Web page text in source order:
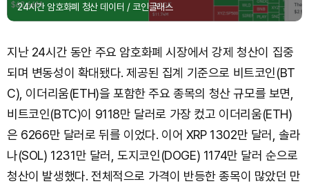
24시간 암호화폐 청산 데이터 / 코인글래스
지난 24시간 동안 주요 암호화폐 시장에서 강제 청산이 집중
되며 변동성이 확대됐다. 제공된 집계 기준으로 비트코인(BT
C), 이더리움(ETH)을 포함한 주요 종목의 청산 규모를 보면,
비트코인(BTC)이 9118만 달러로 가장 컸고 이더리움(ETH)
은 6266만 달러로 뒤를 이었다. 이어 XRP 1302만 달러, 솔라
나(SOL) 1231만 달러, 도지코인(DOGE) 1174만 달러 순으로
청산이 발생했다. 전체적으로 가격이 반등한 종목이 많았던 만